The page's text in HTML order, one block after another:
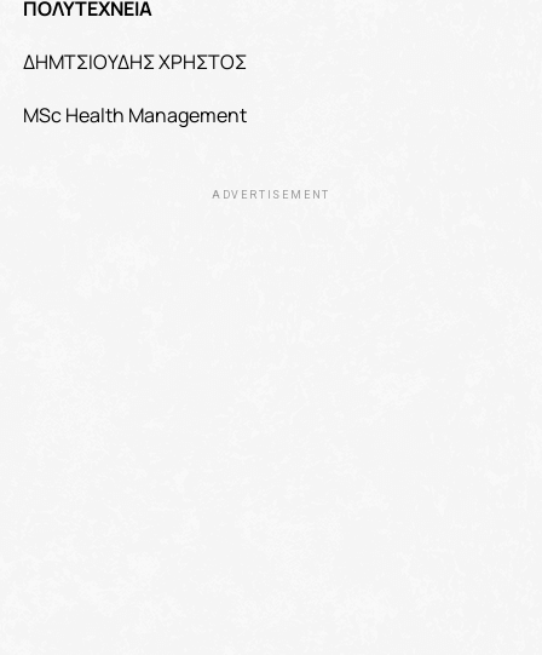
ΠΟΛΥΤΕΧΝΕΙΑ
ΔΗΜΤΣΙΟΥΔΗΣ ΧΡΗΣΤΟΣ
MSc Health Management
ADVERTISEMENT